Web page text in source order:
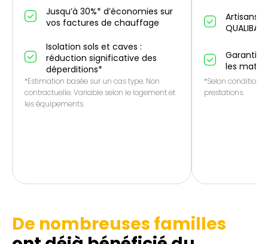
Jusqu’à 30%* d’économies sur
vos factures de chauffage
Isolation sols et caves :
réduction significative des
déperditions*
*Estimation basée sur un cas type. Non
contractuelle. Variable selon le logement et
les équipements.
Artisans
QUALIBAT
Garantie
les
*Selon conditions
prestations.
De nombreuses familles